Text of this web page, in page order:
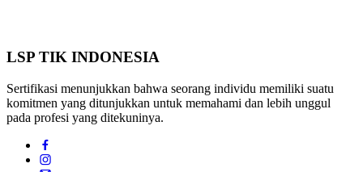
LSP TIK INDONESIA
Sertifikasi menunjukkan bahwa seorang individu memiliki suatu
komitmen yang ditunjukkan untuk memahami dan lebih unggul
pada profesi yang ditekuninya.